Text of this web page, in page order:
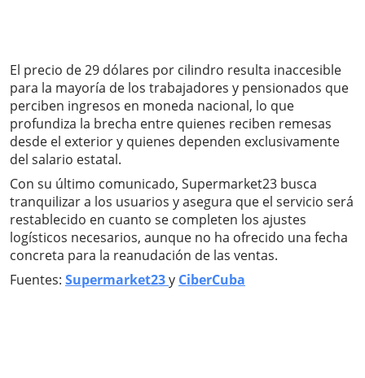
El precio de 29 dólares por cilindro resulta inaccesible
para la mayoría de los trabajadores y pensionados que
perciben ingresos en moneda nacional, lo que
profundiza la brecha entre quienes reciben remesas
desde el exterior y quienes dependen exclusivamente
del salario estatal.
Con su último comunicado, Supermarket23 busca
tranquilizar a los usuarios y asegura que el servicio será
restablecido en cuanto se completen los ajustes
logísticos necesarios, aunque no ha ofrecido una fecha
concreta para la reanudación de las ventas.
Fuentes: Supermarket23y CiberCuba